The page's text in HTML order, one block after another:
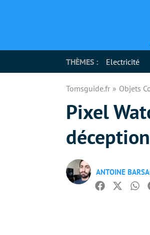
THÈMES : Electricité
Tomsguide.fr Objets
Pixel
ANTOINE
Facebook
Twitter